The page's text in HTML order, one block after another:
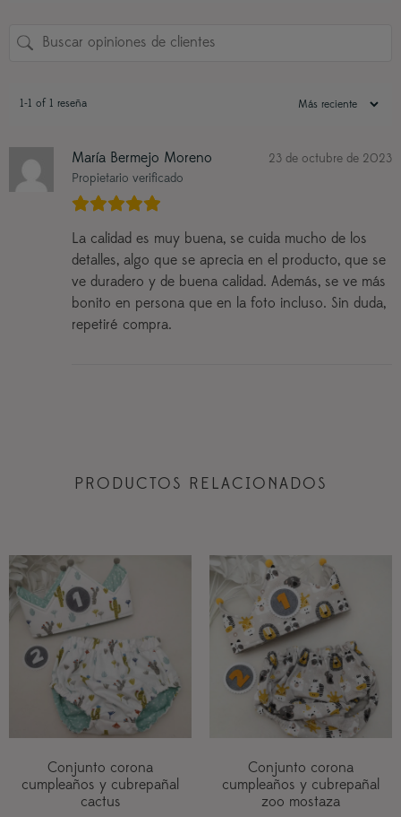
1-1 of 1 reseña
María Bermejo Moreno
Propietario verificado
23 de octubre de 2023
La calidad es muy buena, se cuida mucho de los
detalles, algo que se aprecia en el producto, que se
ve duradero y de buena calidad. Además, se ve más
bonito en persona que en la foto incluso. Sin duda,
repetiré compra.
PRODUCTOS RELACIONADOS
Conjunto corona
cumpleaños y cubrepañal
cactus
Conjunto corona
cumpleaños y cubrepañal
zoo mostaza